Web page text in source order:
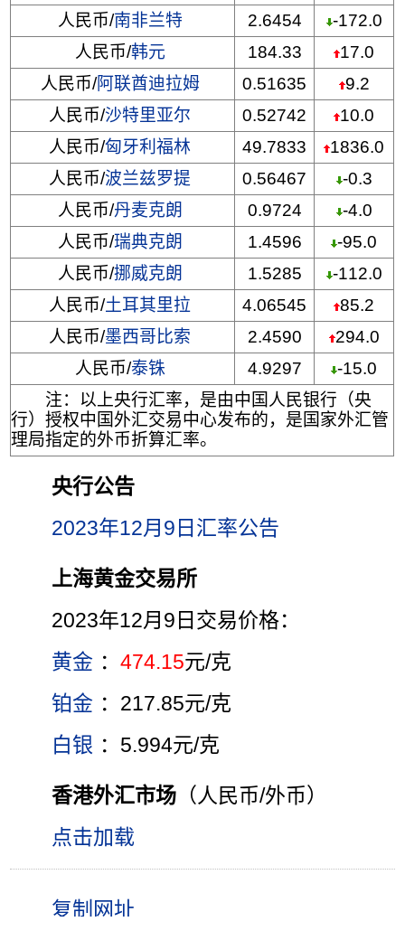
人民币/南非兰特 2.6454
-172.0
人民币/韩元 184.33
17.0
人民币/阿联酋迪拉姆 0.51635
9.2
人民币/沙特里亚尔 0.52742
10.0
人民币/匈牙利福林 49.7833
1836.0
人民币/波兰兹罗提 0.56467
-0.3
人民币/丹麦克朗 0.9724
-4.0
人民币/瑞典克朗 1.4596
-95.0
人民币/挪威克朗 1.5285
-112.0
人民币/土耳其里拉 4.06545
85.2
人民币/墨西哥比索 2.4590
294.0
人民币/泰铢 4.9297
-15.0
注：以上央行汇率，是由中国人民银行（央
行）授权中国外汇交易中心发布的，是国家外汇管
理局指定的外币折算汇率。
央行公告
2023年12月9日汇率公告
上海黄金交易所
2023年12月9日交易价格：
黄金 ：474.15元/克
铂金 ：217.85元/克
白银 ：5.994元/克
香港外汇市场 （人民币/外币）
点击加载